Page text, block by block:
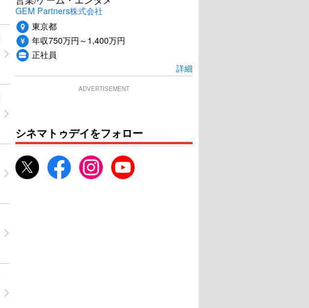
GEM Partners株式会社
東京都
年収750万円～1,400万円
正社員
詳細
ADVERTISEMENT
シネマトゥデイをフォロー